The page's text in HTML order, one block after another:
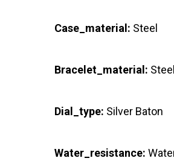
Case_material: Steel
Bracelet_material: Steel
Dial_type: Silver Baton
Water_resistance: